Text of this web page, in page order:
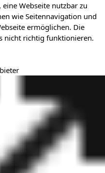
Webseite nutzbar zu
wie Seitennavigation und
ermöglichen. Die
nicht richtig funktionieren.